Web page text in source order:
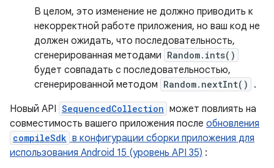
В целом, это изменение не должно приводить к
некорректной работе приложения, но ваш код не
должен ожидать, что последовательность,
сгенерированная методами Random.ints()
будет совпадать с последовательностью,
сгенерированной методом Random.nextInt()
.
Новый API SequencedCollection может повлиять на
совместимость вашего приложения после обновления
compileSdk в конфигурации сборки приложения для
использования Android 15 (уровень API 35) :